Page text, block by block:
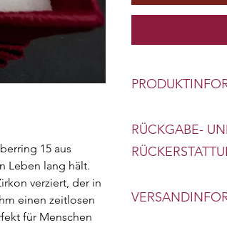
15 aus
Leben lang hält.
verziert, der in
einen zeitlosen
für Menschen
Material:
Ringgröße:
RÜCKGABE-
Tagen.